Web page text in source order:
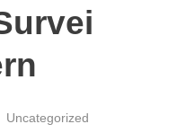
Uncategorized